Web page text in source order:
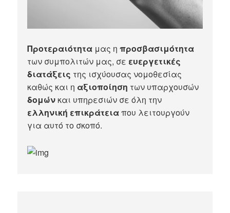
Προτεραιότητα μας ηπροσβασιμότητα
των συμπολιτών μας, σε ευεργετικές
διατάξεις της ισχύουσας νομοθεσίας
καθώς και η αξιοποίηση των υπαρχουσών
δομών και υπηρεσιών σε όλη την
ελληνική επικράτειαπου λειτουργούν
για αυτό το σκοπό.​